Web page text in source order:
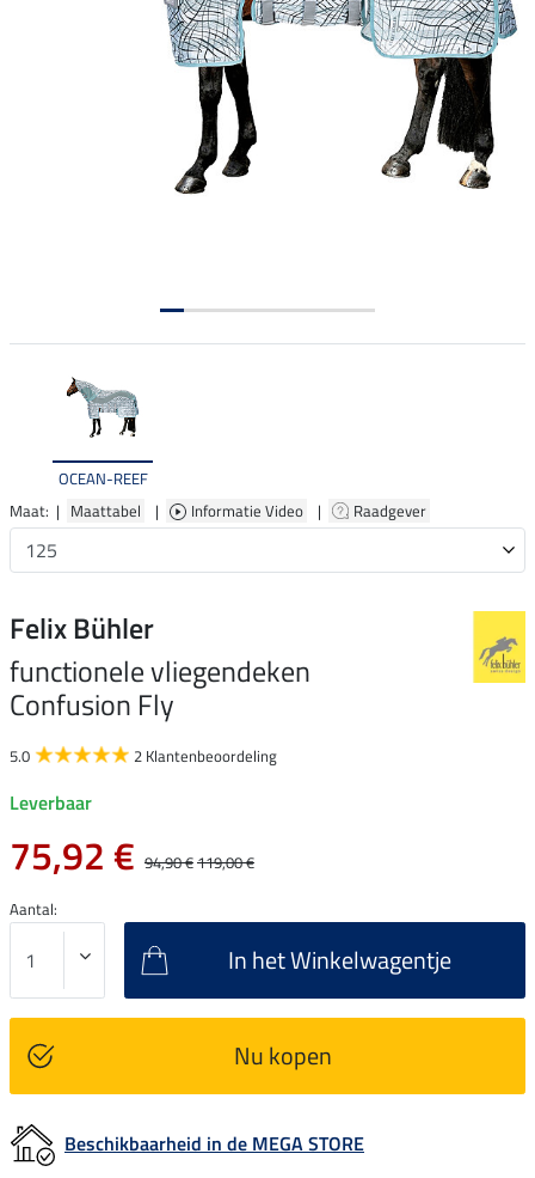
OCEAN-REEF
Maat: | Maattabel | Informatie Video | Raadgever
Felix Bühler
functionele vliegendeken
Confusion Fly
5.0 2 Klantenbeoordeling
Leverbaar
75,92 € 94,90 €119,00 €
Aantal:
In het Winkelwagentje
Nu kopen
Beschikbaarheid in de MEGA STORE